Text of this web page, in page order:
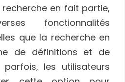
recherche en fait partie,
fonctionnalités
que la recherche en
de définitions et de
parfois, les utilisateurs